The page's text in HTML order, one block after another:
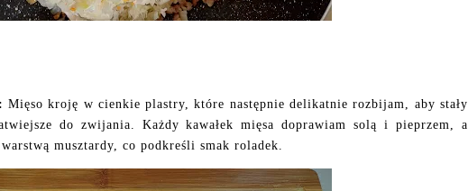
Mięso kroję w cienkie plastry, które następnie delikatnie rozbijam, aby stały
do zwijania. Każdy kawałek mięsa doprawiam solą i pieprzem, a
musztardy, co podkreśli smak roladek.